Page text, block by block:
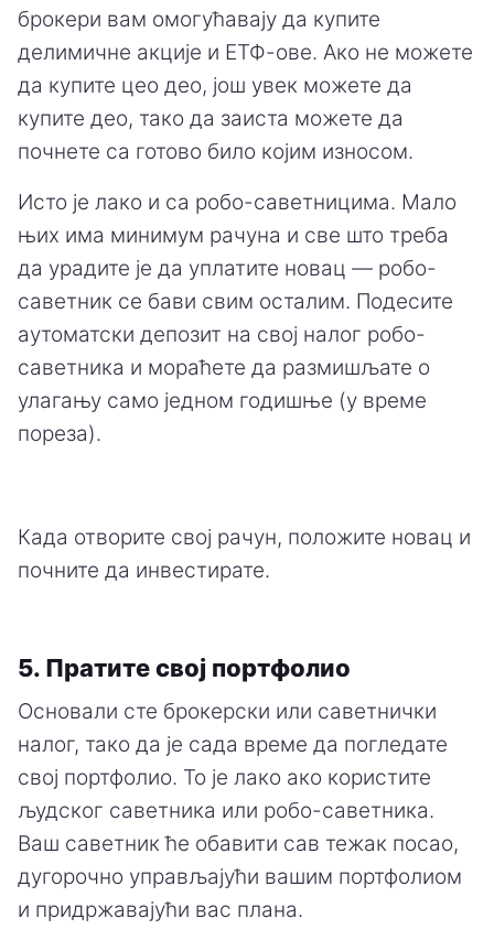
брокери вам омогућавају да купите
делимичне акције и ЕТФ-ове. Ако не можете
да купите цео део, још увек можете да
купите део, тако да заиста можете да
почнете са готово било којим износом.
Исто је лако и са робо-саветницима. Мало
њих има минимум рачуна и све што треба
да урадите је да уплатите новац — робо-
саветник се бави свим осталим. Подесите
аутоматски депозит на свој налог робо-
саветника и мораћете да размишљате о
улагању само једном годишње (у време
пореза).
Када отворите свој рачун, положите новац и
почните да инвестирате.
5. Пратите свој портфолио
Основали сте брокерски или саветнички
налог, тако да је сада време да погледате
свој портфолио. То је лако ако користите
људског саветника или робо-саветника.
Ваш саветник ће обавити сав тежак посао,
дугорочно управљајући вашим портфолиом
и придржавајући вас плана.